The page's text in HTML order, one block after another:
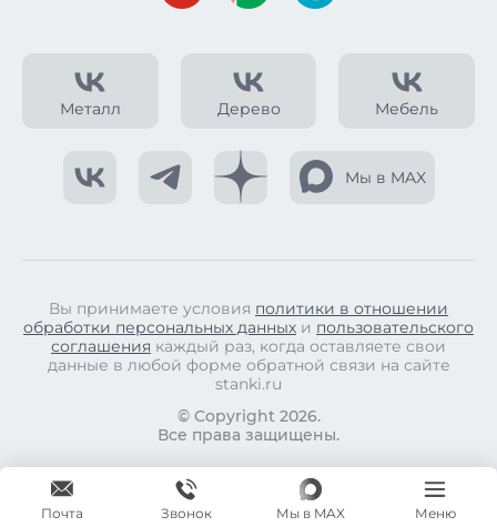
Металл Дерево Мебель
Мы в MAX
Вы принимаете условия политики в отношении
обработки персональных данных и пользовательского
соглашения каждый раз, когда оставляете свои
данные в любой форме обратной связи на сайте
stanki.ru
© Copyright 2026.
Все права защищены.
Почта Мы в MAX Меню